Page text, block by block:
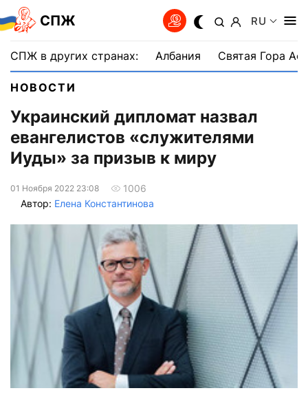
СПЖ RU
СПЖ в других странах: Албания Святая Гора
НОВОСТИ
Украинский дипломат назвал
евангелистов «служителями
Иуды» за призыв к миру
01 Ноября 2022 23:08
1006
Автор: Елена Константинова